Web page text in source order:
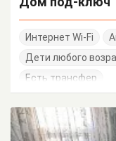
Интернет Wi-Fi
Дети любого
Есть трансфер